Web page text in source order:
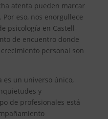
atenta pueden marcar
eso, nos enorgullece
psicología en Castell-
de encuentro donde
personal son
es un universo único,
y
de profesionales está